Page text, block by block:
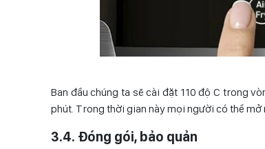
Ban đầu chúng ta sẽ cài đặt 110 độ C trong
phút. Trong thời gian này mọi người có thể
3.4. Đóng gói, bảo quản